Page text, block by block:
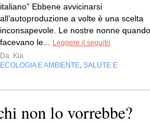
italiano” Ebbene avvicinarsi
all’autoproduzione a volte è una scelta
inconsapevole. Le nostre nonne quando
facevano le...
Leggere il seguito
Da Kia
ECOLOGIA E AMBIENTE SALUTE E
non lo vorrebbe?